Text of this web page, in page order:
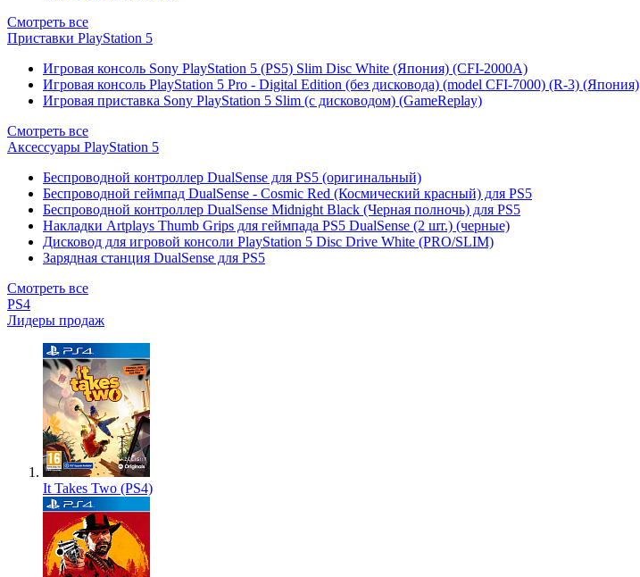
Смотреть все
Приставки PlayStation 5
Игровая консоль Sony PlayStation 5 (PS5) Slim Disc White (Япония) (CFI-2000A)
Игровая консоль PlayStation 5 Pro - Digital Edition (без дисковода) (model CFI-7000) (R-3) (Япония)
Игровая приставка Sony PlayStation 5 Slim (с дисководом) (GameReplay)
Смотреть все
Аксессуары PlayStation 5
Беспроводной контроллер DualSense для PS5 (оригинальный)
Беспроводной геймпад DualSense - Cosmic Red (Космический красный) для PS5
Беспроводной контроллер DualSense Midnight Black (Черная полночь) для PS5
Накладки Artplays Thumb Grips для геймпада PS5 DualSense (2 шт.) (черные)
Дисковод для игровой консоли PlayStation 5 Disc Drive White (PRO/SLIM)
Зарядная станция DualSense для PS5
Смотреть все
PS4
Лидеры продаж
It Takes Two (PS4)